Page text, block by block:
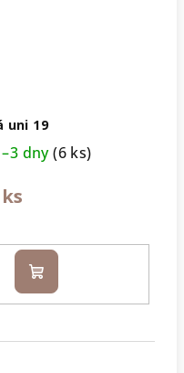
uni 19
dny(6 ks)
Do
košíku